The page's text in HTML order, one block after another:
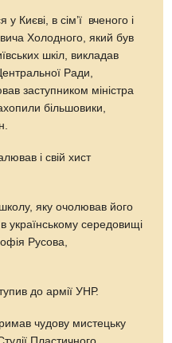
Києві, в сім’ї вченого і
Холодного, який був
шкіл, викладав
Ради,
заступником міністра
більшовики,
і свій хист
яку очолював його
українському середовищі
Русова,
до армії УНР.
чудову мистецьку